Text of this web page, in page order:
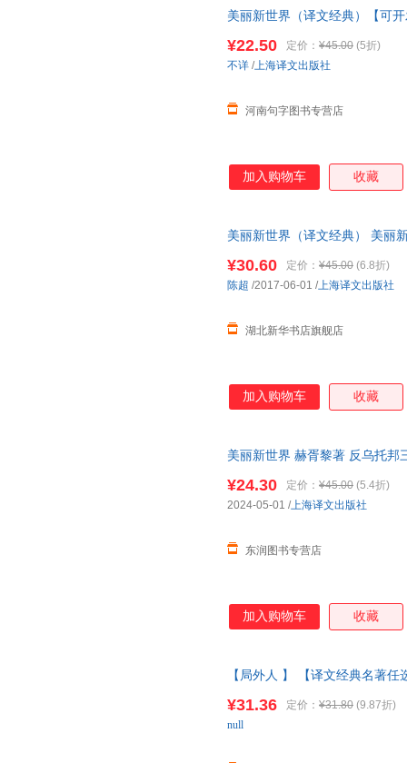
《美丽新世界》这部寓言小说
类学知识，比较了现代社会与
方方面面，像人口过剩、宣传
美丽新世界（译文经典）【可
¥22.50 定价： ¥45.00 (5折)
河南句字图书专营店
不详 /上海译文出版社
加入购物车 收藏
美丽新世界（译文经典） 美丽
¥30.60 定价： ¥45.00 (6.8折)
湖北新华书店旗舰店
陈超 /2017-06-01 /上海译文出版社
加入购物车 收藏
美丽新世界 赫胥黎著 反乌托邦
¥24.30 定价： ¥45.00 (5.4折)
东润图书专营店
2024-05-01 /上海译文出版社
加入购物车 收藏
【局外人 】 【译文经典名著
【让您无忧购物】
¥31.36 定价： ¥31.80 (9.87折)
null